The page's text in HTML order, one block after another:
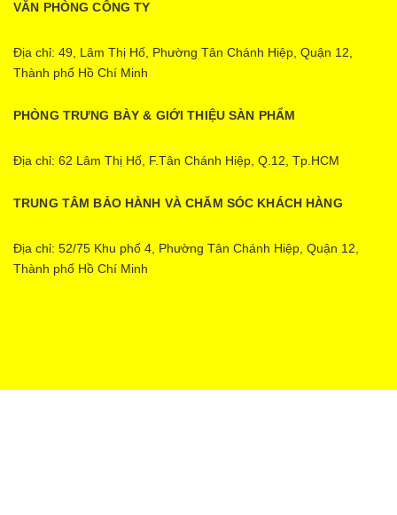
VĂN PHÒNG CÔNG TY
Địa chỉ: 49, Lâm Thị Hố, Phường Tân Chánh Hiệp, Quận 12,
Thành phố Hồ Chí Minh
PHÒNG TRƯNG BÀY & GIỚI THIỆU SÀN PHẨM
Địa chỉ: 62 Lâm Thị Hố, F.Tân Chánh Hiệp, Q.12, Tp.HCM
TRUNG TÂM BẢO HÀNH VÀ CHĂM SÓC KHÁCH HÀNG
Địa chỉ: 52/75 Khu phố 4, Phường Tân Chánh Hiệp, Quận 12,
Thành phố Hồ Chí Minh